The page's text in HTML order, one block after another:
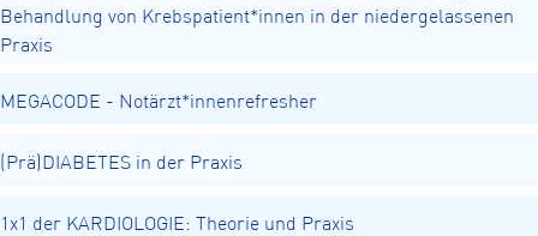
Behandlung von Krebspatient*innen in der niedergelassenen
Praxis
MEGACODE - Notärzt*innenrefresher
(Prä)DIABETES in der Praxis
1x1 der KARDIOLOGIE: Theorie und Praxis